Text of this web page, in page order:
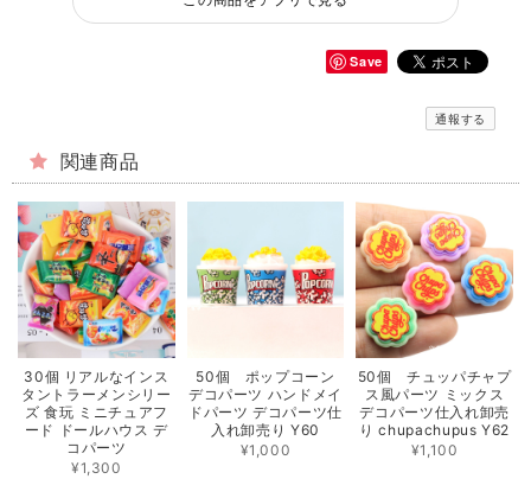
Save
通報する
関連商品
30個 リアルなインス
タントラーメンシリー
ズ 食玩 ミニチュアフ
ード ドールハウス デ
コパーツ
¥1,300
50個 ポップコーン
デコパーツ ハンドメイ
ドパーツ デコパーツ仕
入れ卸売り Y60
¥1,000
50個 チュッパチャプ
ス風パーツ ミックス
デコパーツ仕入れ卸売
り chupachupus Y62
¥1,100